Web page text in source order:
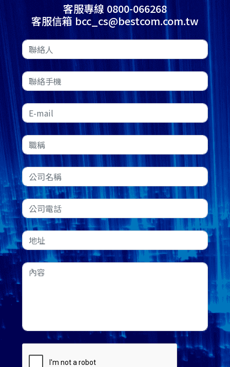
客服專線 0800-066268
客服信箱 bcc_cs@bestcom.com.tw